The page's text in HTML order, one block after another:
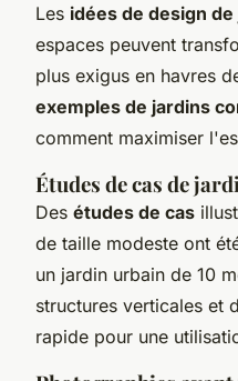
Les idées de design de
espaces peuvent
plus exigus en havres
exemples de jardins
comment maximiser
Études de cas de
Des études de cas
de taille modeste ont
un jardin urbain de 10
structures verticales et
rapide pour une